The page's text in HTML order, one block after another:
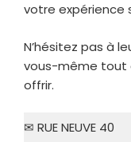
votre expérience
N’hésitez pas à
vous-même tout
offrir.
✉ RUE NEUVE 40